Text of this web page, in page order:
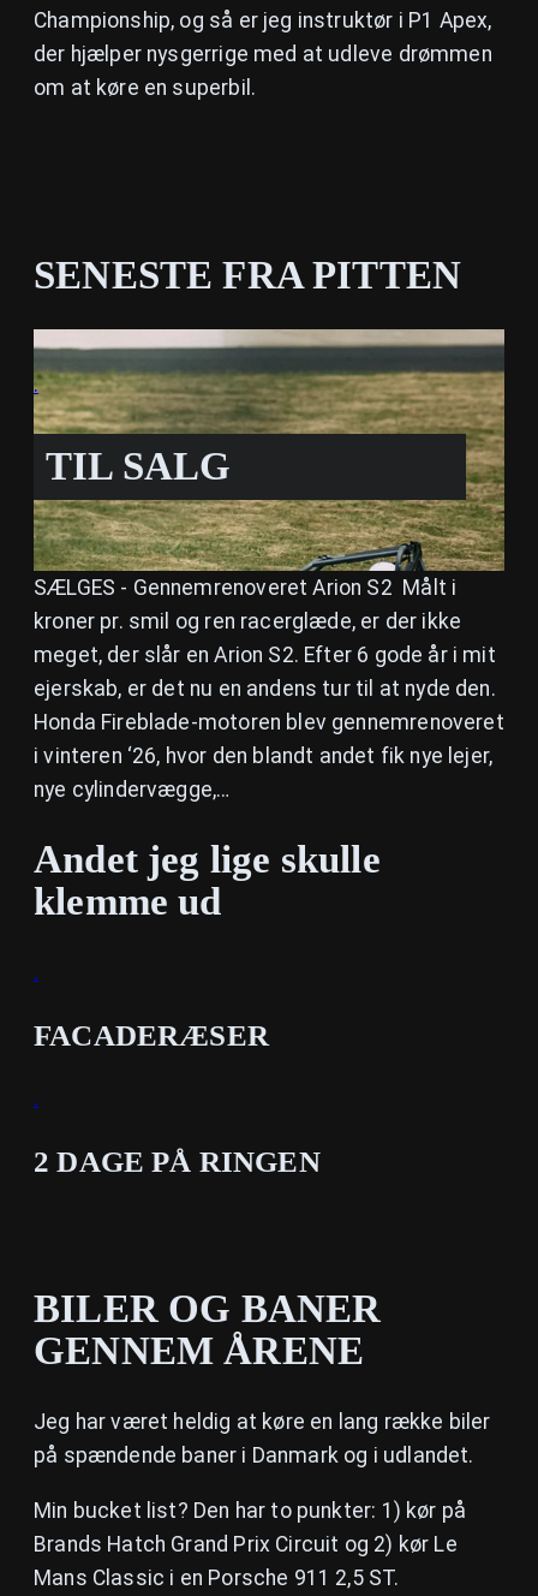
Championship, og så er jeg instruktør i P1 Apex,
der hjælper nysgerrige med at udleve drømmen
om at køre en superbil.
SENESTE FRA PITTEN
.
TIL SALG
SÆLGES - Gennemrenoveret Arion S2 Målt i
kroner pr. smil og ren racerglæde, er der ikke
meget, der slår en Arion S2. Efter 6 gode år i mit
ejerskab, er det nu en andens tur til at nyde den.
Honda Fireblade-motoren blev gennemrenoveret
i vinteren ‘26, hvor den blandt andet fik nye lejer,
nye cylindervægge,…
Andet jeg lige skulle
klemme ud
.
FACADERÆSER
.
2 DAGE PÅ RINGEN
BILER OG BANER
GENNEM ÅRENE
Jeg har været heldig at køre en lang række biler
på spændende baner i Danmark og i udlandet.
Min bucket list? Den har to punkter: 1) kør på
Brands Hatch Grand Prix Circuit og 2) kør Le
Mans Classic i en Porsche 911 2,5 ST.